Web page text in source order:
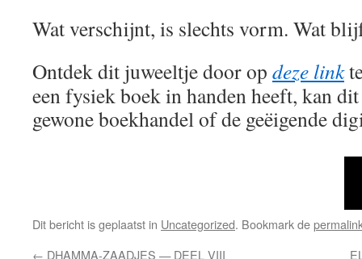
Wat verschijnt, is slechts vorm. Wat
Ontdek dit juweeltje door op deze link
een fysiek boek in handen heeft, kan
gewone boekhandel of de geëigende
Dit bericht is geplaatst in Uncategorized. Bookmark de
← DHAMMA-ZAADJES — DEEL VIII